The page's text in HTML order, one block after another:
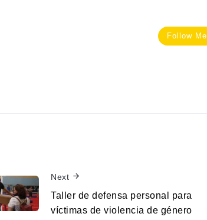
Follow Me
Next
Taller de defensa personal para
víctimas de violencia de género